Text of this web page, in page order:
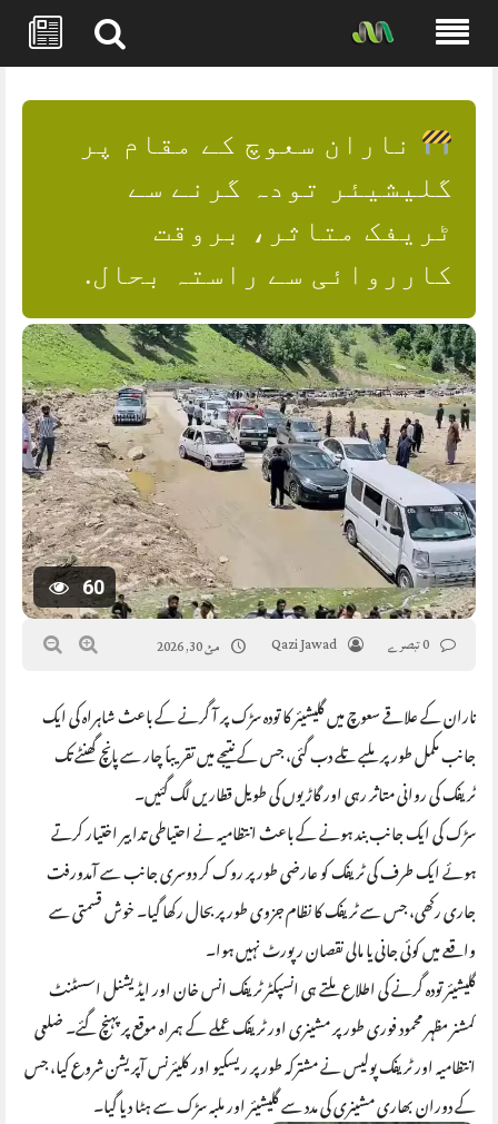
content
ناران سعوچ کے مقام پر
گلیشیئر تودہ گرنے سے
ٹریفک متاثر، بروقت
کارروائی سے راستہ بحال.
60
Qazi Jawad مئ 30, 2026
ناران کے علاقے سعوچ میں گلیشیئر کا تودہ سڑک پر آ گرنے کے باعث شاہراہ کی ایک
جانب مکمل طور پر ملبے تلے دب گئی، جس کے نتیجے میں تقریباً چار سے پانچ گھنٹے تک
ٹریفک کی روانی متاثر رہی اور گاڑیوں کی طویل قطاریں لگ گئیں۔
سڑک کی ایک جانب بند ہونے کے باعث انتظامیہ نے احتیاطی تدابیر اختیار کرتے
ہوئے ایک طرف کی ٹریفک کو عارضی طور پر روک کر دوسری جانب سے آمدورفت
جاری رکھی، جس سے ٹریفک کا نظام جزوی طور پر بحال رکھا گیا۔ خوش قسمتی سے
واقعے میں کوئی جانی یا مالی نقصان رپورٹ نہیں ہوا۔
گلیشیئر تودہ گرنے کی اطلاع ملتے ہی انسپکٹر ٹریفک انس خان اور ایڈیشنل اسسٹنٹ
کمشنر مظہر محمود فوری طور پر مشینری اور ٹریفک عملے کے ہمراہ موقع پر پہنچ گئے۔ ضلعی
انتظامیہ اور ٹریفک پولیس نے مشترکہ طور پر ریسکیو اور کلیئرنس آپریشن شروع کیا، جس
کے دوران بھاری مشینری کی مدد سے گلیشیئر اور ملبہ سڑک سے ہٹا دیا گیا۔